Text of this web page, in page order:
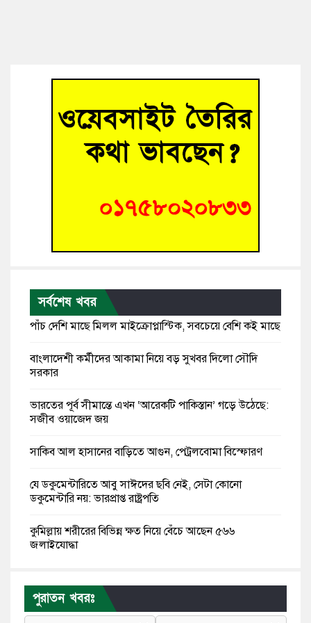
সর্বশেষ খবর
পাঁচ দেশি মাছে মিলল মাইক্রোপ্লাস্টিক, সবচেয়ে বেশি কই মাছে
বাংলাদেশী কর্মীদের আকামা নিয়ে বড় সুখবর দিলো সৌদি
সরকার
ভারতের পূর্ব সীমান্তে এখন ‘আরেকটি পাকিস্তান’ গড়ে উঠেছে:
সজীব ওয়াজেদ জয়
সাকিব আল হাসানের বাড়িতে আগুন, পেট্রলবোমা বিস্ফোরণ
যে ডকুমেন্টারিতে আবু সাঈদের ছবি নেই, সেটা কোনো
ডকুমেন্টারি নয়: ভারপ্রাপ্ত রাষ্ট্রপতি
কুমিল্লায় শরীরের বিভিন্ন ক্ষত নিয়ে বেঁচে আছেন ৫৬৬
জুলাইযোদ্ধা
পাটওয়ারী
পুরাতন খবরঃ